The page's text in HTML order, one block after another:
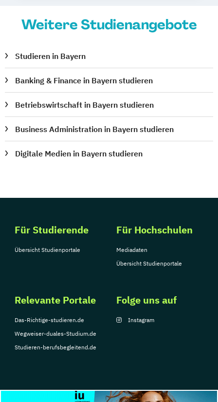
Weitere Studienangebote
Studieren in Bayern
Banking & Finance in Bayern studieren
Betriebswirtschaft in Bayern studieren
Business Administration in Bayern studieren
Digitale Medien in Bayern studieren
Für Studierende
Übersicht Studienportale
Für Hochschulen
Mediadaten
Übersicht Studienportale
Relevante Portale
Das-Richtige-studieren.de
Wegweiser-duales-Studium.de
Studieren-berufsbegleitend.de
Folge uns auf
Instagram